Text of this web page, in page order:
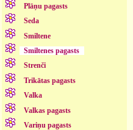
Plāņu pagasts
Seda
Smiltene
Smiltenes pagasts
Strenči
Trikātas pagasts
Valka
Valkas pagasts
Variņu pagasts